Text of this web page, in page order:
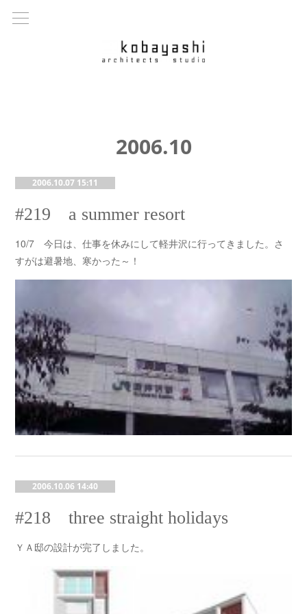
2006.10
2006.10.07 15:11
#219 a summer resort
10/7 今日は、仕事を休みにして軽井沢に行ってきました。さ
すがは避暑地、寒かった～！
2006.10.06 14:40
#218 three straight holidays
ＹＡ邸の設計が完了しました。